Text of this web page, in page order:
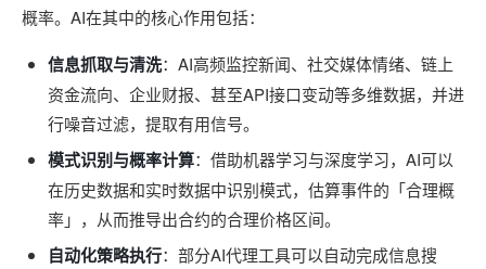
概率。AI在其中的核心作用包括：
信息抓取与清洗：AI高频监控新闻、社交媒体情绪、链上
资金流向、企业财报、甚至API接口变动等多维数据，并进
行噪音过滤，提取有用信号。
模式识别与概率计算：借助机器学习与深度学习，AI可以
在历史数据和实时数据中识别模式，估算事件的「合理概
率」，从而推导出合约的合理价格区间。
自动化策略执行：部分AI代理工具可以自动完成信息搜